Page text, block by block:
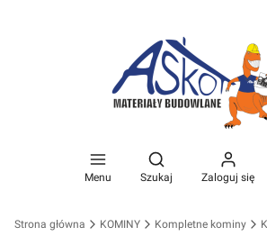
Menu
Otwórz
Szukaj Zaloguj się
Strona główna KOMINY Kompletne kominy